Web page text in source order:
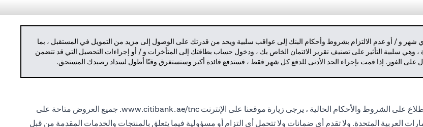
شهر و / أو عدم الالتزام بشروط وأحكام البنك إلى عواقب سلبية ويحد من قدرتك على الوصول إلى مزيد من التمويل في المستقبل ، بما
وهي سلبية التأثير على تصنيف تقرير الائتمان الخاص بك ، ودخول حساب بطاقتك إلى المتأخرات و / أو إجراءات التحصيل التي قد تتضمن
على الفور. إذا قمت بإجراء الحد الأدنى للدفع كل شهر فقط ، فستدفع فائدة أكبر وستستغرق وقتًا أطول لسداد رصيدك المستحق.
على الشروط والأحكام الحالية ، يرجى زيارة موقعنا على الإنترنت www.citibank.ae/tnc. جميع العروض متاحة على
العربية المتحدة. ولا تقدم أي ضمانات ولا تتحمل أي التزام أو مسؤولية فيما يتعلق بالمنتجات والخدمات المقدمة من قبل